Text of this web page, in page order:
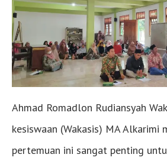
Ahmad Romadlon Rudiansyah
kesiswaan (Wakasis) MA Alkarimi
pertemuan ini sangat penting